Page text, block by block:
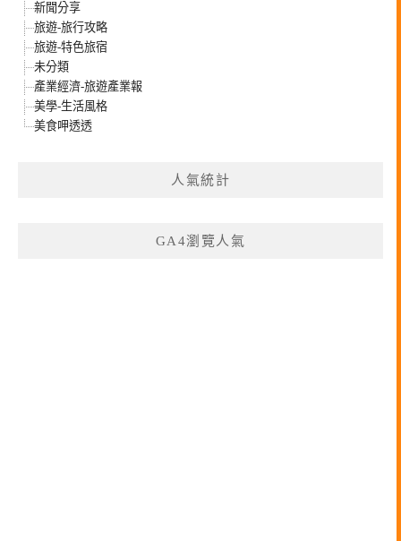
新聞分享
旅遊-旅行攻略
旅遊-特色旅宿
未分類
產業經濟-旅遊產業報
美學-生活風格
美食呷透透
人氣統計
GA4瀏覽人氣